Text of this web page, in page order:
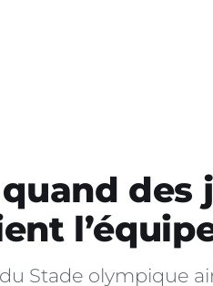
quand
Stade olympique